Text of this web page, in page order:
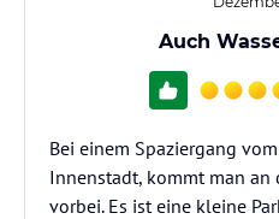
Auch
Bei einem Spaziergang
Innenstadt, kommt man
vorbei. Es ist eine kleine